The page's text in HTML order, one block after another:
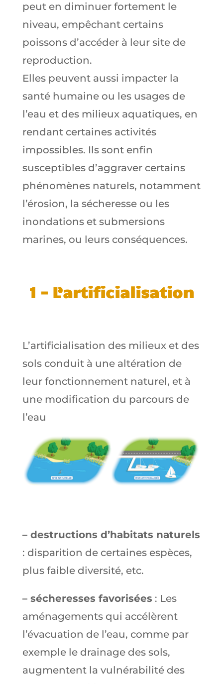
peut en diminuer fortement le
niveau, empêchant certains
poissons d’accéder à leur site de
reproduction.
Elles peuvent aussi impacter la
santé humaine ou les usages de
l’eau et des milieux aquatiques, en
rendant certaines activités
impossibles. Ils sont enfin
susceptibles d’aggraver certains
phénomènes naturels, notamment
l’érosion, la sécheresse ou les
inondations et submersions
marines, ou leurs conséquences.
1 – L’artificialisation
L’artificialisation des milieux et des
sols conduit à une altération de
leur fonctionnement naturel, et à
une modification du parcours de
l’eau
– destructions d’habitats naturels
: disparition de certaines espèces,
plus faible diversité, etc.
– sécheresses favorisées : Les
aménagements qui accélèrent
l’évacuation de l’eau, comme par
exemple le drainage des sols,
augmentent la vulnérabilité des